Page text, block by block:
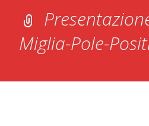
Miglia-Pole-